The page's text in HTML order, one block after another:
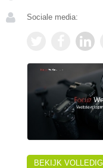
Sociale media:
BEKIJK VOLLEDIG